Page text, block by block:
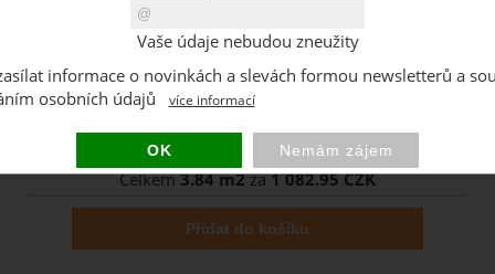
Kolik m2 potřebujete ?
Obdržíte celkem (balení)
Celkem3.84 m2za1 082.95 CZK
Vaše údaje nebudou zneužity
informace o novinkách a slevách formou newsletterů a
osobních údajů
více informací